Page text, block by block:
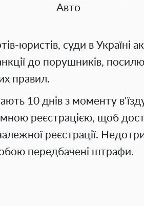
Авто
юристів, суди в Україні
до порушників,
правил.
10 днів з моменту
реєстрацією, щоб
реєстрації.
передбачені штрафи.